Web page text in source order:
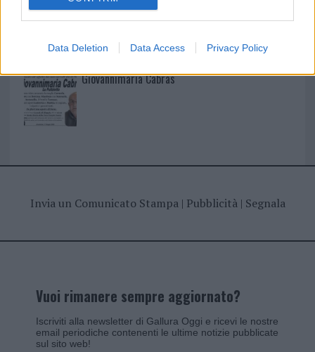
Data Deletion Data Access Privacy Policy
I nostri cari
Giovannimaria Cabras
Invia un Comunicato Stampa| Pubblicità| Segnala
Vuoi rimanere sempre aggiornato?
Iscriviti alla newsletter di Gallura Oggi e ricevi le nostre
email periodiche contenenti le ultime notizie pubblicate
sul sito web!